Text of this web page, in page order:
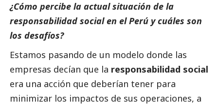
¿Cómo percibe la actual situación de la
responsabilidad socialen el Perú y cuáles son
los desafíos?
Estamos pasando de un modelo donde las
empresas decían que la responsabilidad social
era una acción que deberían tener para
minimizar los impactos de sus operaciones, a